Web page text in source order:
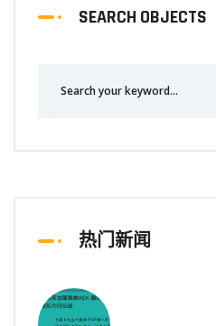
SEARCH OBJECTS
热门新闻